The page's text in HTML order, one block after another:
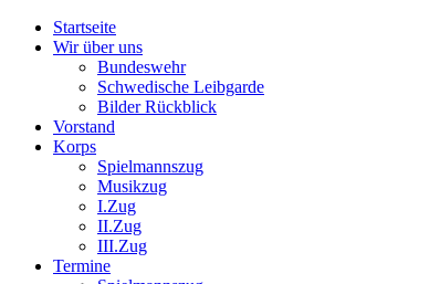
Startseite
Wir über uns
Bundeswehr
Schwedische Leibgarde
Bilder Rückblick
Vorstand
Korps
Spielmannszug
Musikzug
I.Zug
II.Zug
III.Zug
Termine